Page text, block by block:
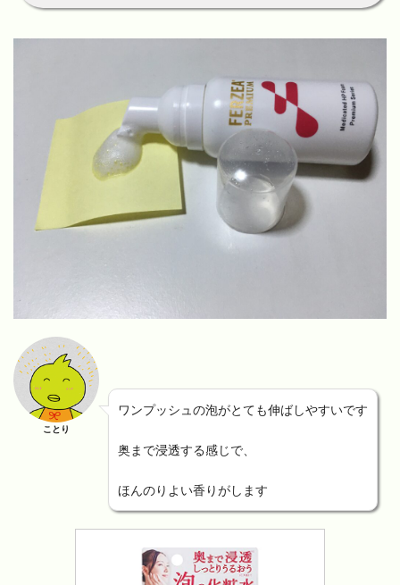
ことり
ワンプッシュの泡がとても伸ばしやすいです
奥まで浸透する感じで、
ほんのりよい香りがします